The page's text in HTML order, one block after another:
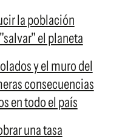
la población
el planeta
y el muro del
consecuencias
en todo el país
una tasa